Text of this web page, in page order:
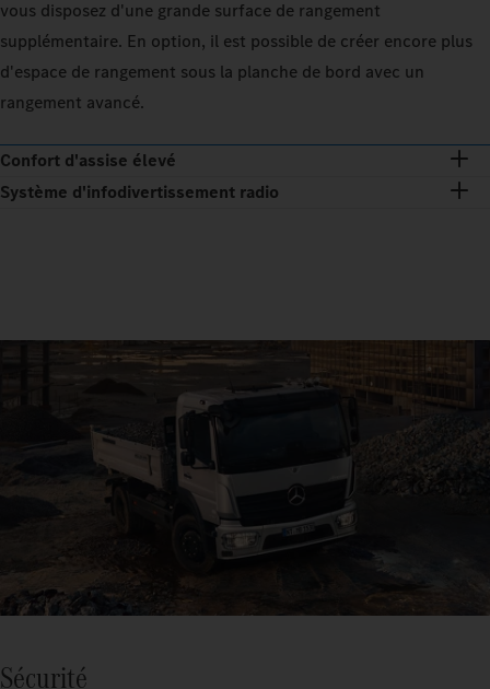
vous disposez d'une grande surface de rangement
supplémentaire. En option, il est possible de créer encore plus
d'espace de rangement sous la planche de bord avec un
rangement avancé.
Confort d'assise élevé
Système d'infodivertissement radio
Sécurité